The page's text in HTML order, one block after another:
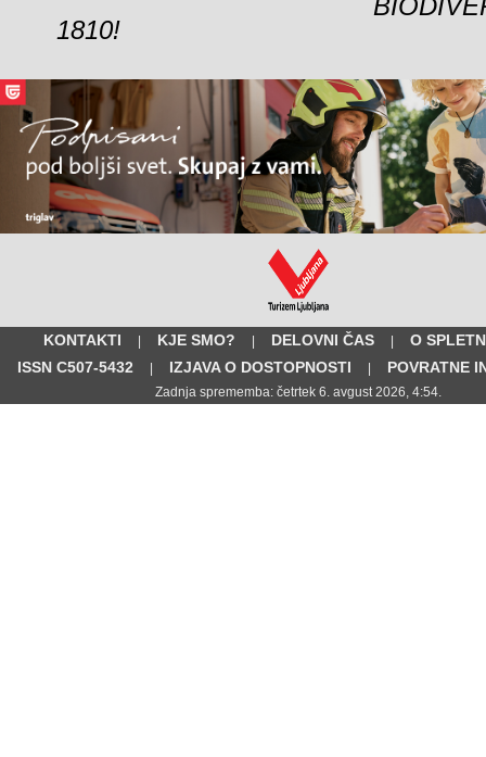
1810!
KONTAKTI | KJE SMO? | DELOVNI ČAS |
O
ISSN C507-5432
| IZJAVA O DOSTOPNOSTI | POVRATNE
Zadnja sprememba: četrtek 6. avgust 2026, 4:54.